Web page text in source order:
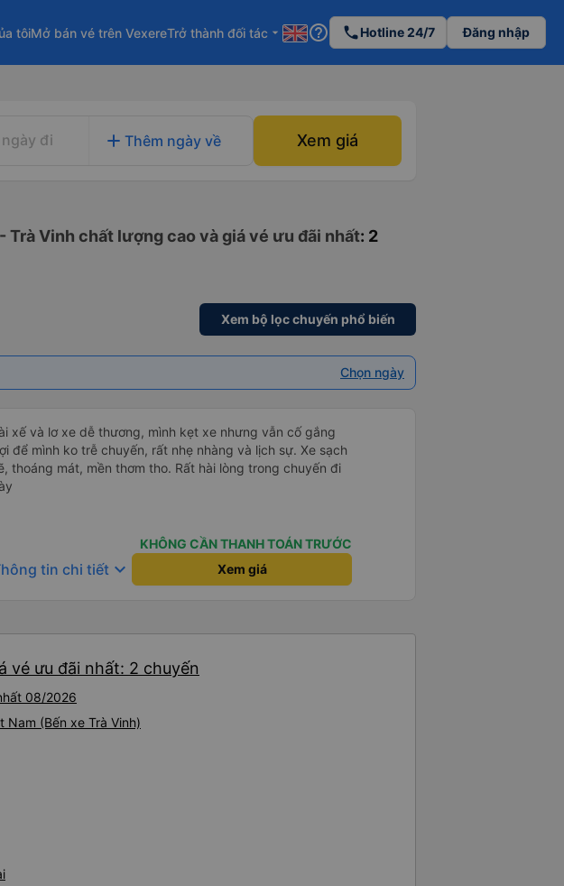
tôiMở bán vé trên VexereTrở thành đối tác arrow_drop_down help_outline phoneHotline 24/7 Đăng nhập
đi add Thêm ngày về Xem giá
Vinh chất lượng cao và giá vé ưu đãi nhất: 2
Xem bộ lọc chuyến phổ biến
Chọn ngày
xế và lơ xe dễ thương, mình kẹt xe nhưng vẫn cố gắng
để mình ko trễ chuyến, rất nhẹ nhàng và lịch sự. Xe sạch
thoáng mát, mền thơm tho. Rất hài lòng trong chuyến đi
KHÔNG CẦN THANH TOÁN TRƯỚC
tin chi tiết keyboard_arrow_down Xem giá
vé ưu đãi nhất: 2 chuyến
08/2026
Nam (Bến xe Trà Vinh)